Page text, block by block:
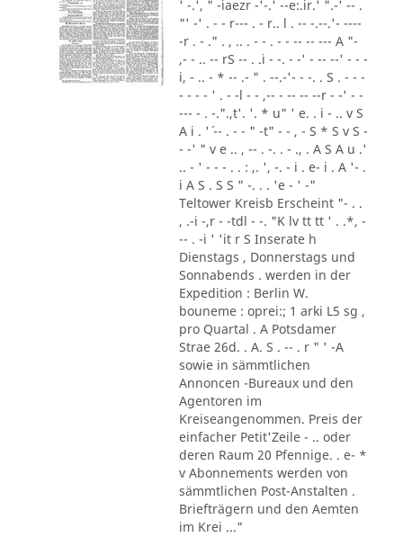
' -.', " -iaezr -'-.' --e:.ir.' ".-' -- .
"' -' . - - r--- . - r.. l . -- -.--.'- ----
-r . - ." . , .. . - - . - - -- -- --- A "-
,- - .. -- rS -- . .i - -. - -' - -- --' - - -
i, - .. - * -- .- " . --.-'- - -. . S . - - -
- - - - ' . - -l - - ,-- - -- -- --r - -' - -
--- - . -.".,t'. '. * u" ' e. . i - .. v S
A i . '´ -- . - - " -t" - - , - S * S v S -
- -' " v e .. , -- . -. . - ., . A S A u .'
.. - ' - - - . . : ,. ', -. - i . e- i . A '- .
i A S . S S " -. . . 'e - ' -"
Teltower Kreisb Erscheint "- . .
, .-i -,r - -tdl - -. "K lv tt tt ' . .*, -
-- . -i ' 'it r S Inserate h
Dienstags , Donnerstags und
Sonnabends . werden in der
Expedition : Berlin W.
bouneme : oprei:; 1 arki L5 sg ,
pro Quartal . A Potsdamer
Strae 26d. . A. S . -- . r " ' -A
sowie in sämmtlichen
Annoncen -Bureaux und den
Agentoren im
Kreiseangenommen. Preis der
einfacher Petit'Zeile - .. oder
deren Raum 20 Pfennige. . e- *
v Abonnements werden von
sämmtlichen Post-Anstalten .
Briefträgern und den Aemten
im Krei ..."